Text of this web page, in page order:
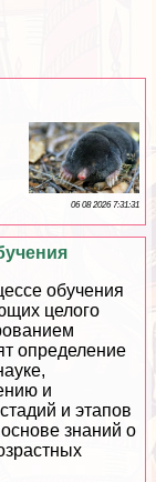
06 08 2026 7:31:31
обучения
целого
определение
и
и этапов
знаний о